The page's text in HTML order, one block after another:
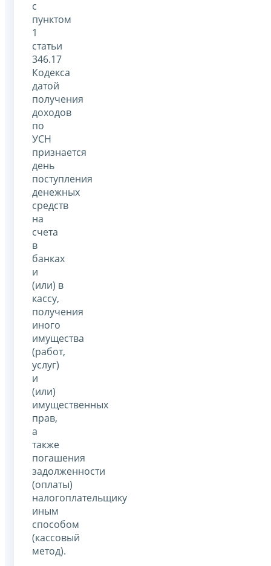
с
пунктом
1
статьи
346.17
Кодекса
датой
получения
доходов
по
УСН
признается
день
поступления
денежных
средств
на
счета
в
банках
и
(или) в
кассу,
получения
иного
имущества
(работ,
услуг)
и
(или)
имущественных
прав,
а
также
погашения
задолженности
(оплаты)
налогоплательщику
иным
способом
(кассовый
метод).